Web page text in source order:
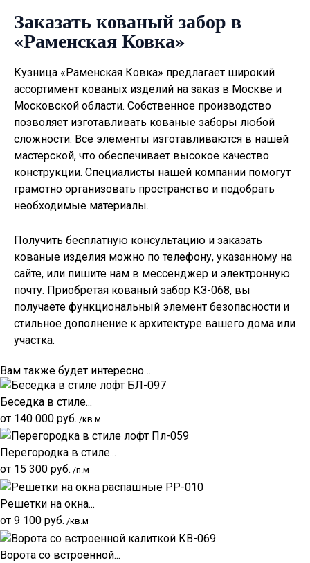
Заказать кованый забор в
«Раменская Ковка»
Кузница «Раменская Ковка» предлагает широкий
ассортимент кованых изделий на заказ в Москве и
Московской области. Собственное производство
позволяет изготавливать кованые заборы любой
сложности. Все элементы изготавливаются в нашей
мастерской, что обеспечивает высокое качество
конструкции. Специалисты нашей компании помогут
грамотно организовать пространство и подобрать
необходимые материалы.
Получить бесплатную консультацию и заказать
кованые изделия можно по телефону, указанному на
сайте, или пишите нам в мессенджер и электронную
почту. Приобретая кованый забор КЗ-068, вы
получаете функциональный элемент безопасности и
стильное дополнение к архитектуре вашего дома или
участка.
Вам также будет интересно…
Беседка в стиле...
от 140 000 руб. /кв.м
Перегородка в стиле...
от 15 300 руб. /п.м
Решетки на окна...
от 9 100 руб. /кв.м
Ворота со встроенной...